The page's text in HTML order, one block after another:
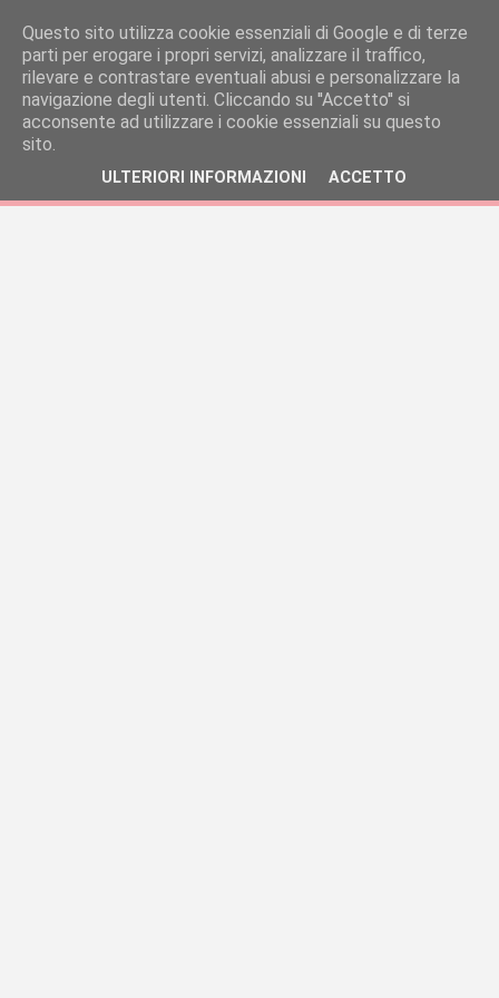
Questo sito utilizza cookie essenziali di Google e di terze
parti per erogare i propri servizi, analizzare il traffico,
rilevare e contrastare eventuali abusi e personalizzare la
navigazione degli utenti. Cliccando su ''Accetto'' si
acconsente ad utilizzare i cookie essenziali su questo
sito.
ULTERIORI INFORMAZIONI ACCETTO